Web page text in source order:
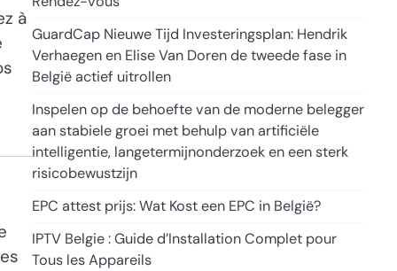
à
GuardCap Nieuwe Tijd Investeringsplan: Hendrik
Verhaegen en Elise Van Doren de tweede fase in
België actief uitrollen
Inspelen op de behoefte van de moderne belegger
aan stabiele groei met behulp van artificiële
intelligentie, langetermijnonderzoek en een sterk
risicobewustzijn
EPC attest prijs: Wat Kost een EPC in België?
IPTV Belgie : Guide d’Installation Complet pour
Tous les Appareils